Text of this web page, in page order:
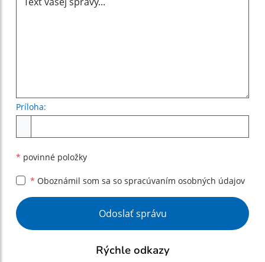
Príloha:
* povinné položky
* Oboznámil som sa so spracúvaním osobných údajov
Google reCaptcha Response
Odoslať správu
Rýchle odkazy